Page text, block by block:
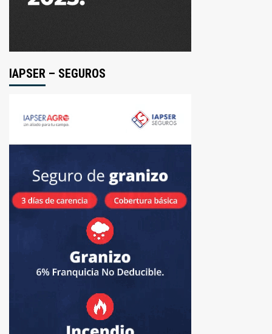
IAPSER – SEGUROS